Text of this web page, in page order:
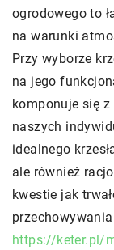
ogrodowego to
na warunki
Przy wyborze
na jego
komponuje się
naszych
idealnego
ale również
kwestie jak
https://keter.pl/